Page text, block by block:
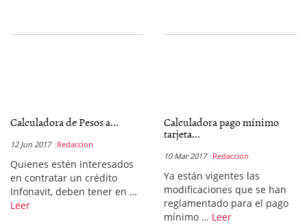
Calculadora de Pesos a...
12 Jun 2017 Redaccion
Quienes estén interesados
en contratar un crédito
Infonavit, deben tener en …
Leer
Calculadora pago mínimo
tarjeta...
10 Mar 2017 Redaccion
Ya están vigentes las
modificaciones que se han
reglamentado para el pago
mínimo … Leer